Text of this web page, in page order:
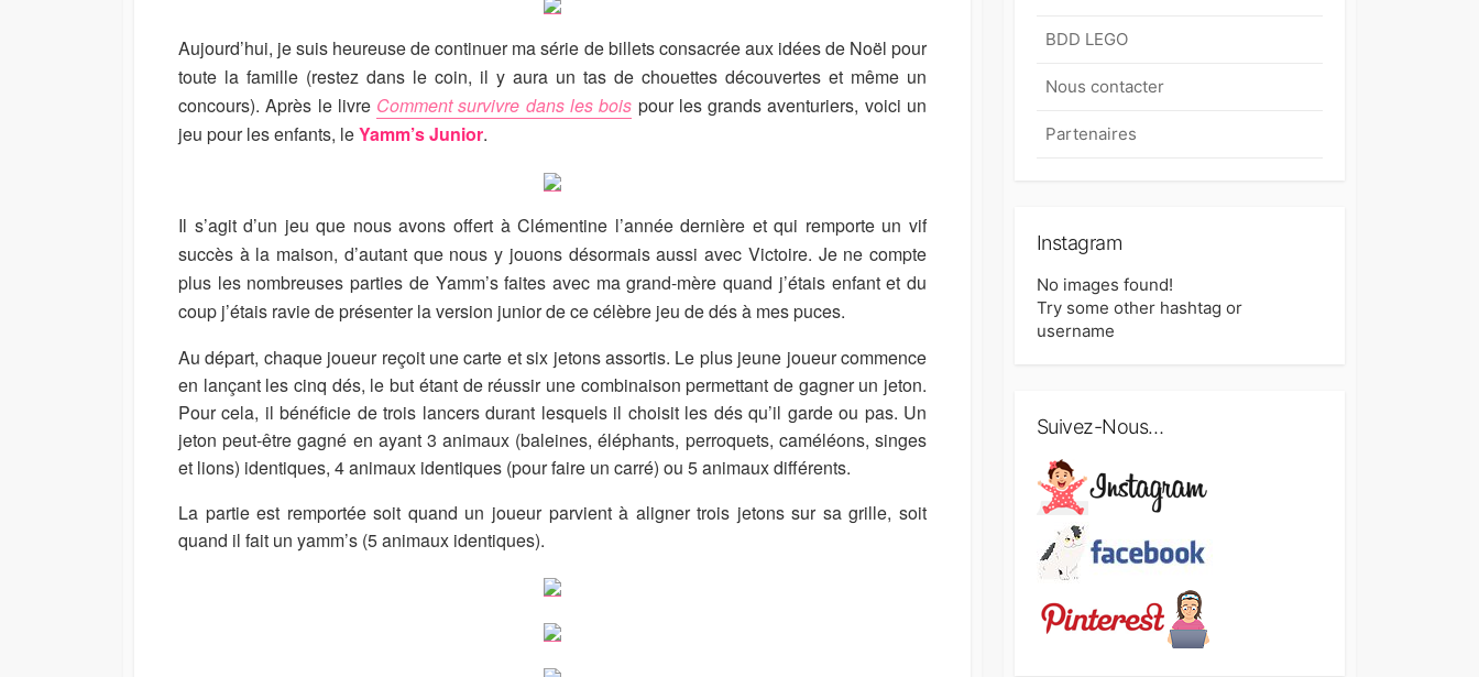
H
E
D
A
D
I
F
I
T
E
Aujourd’hui, je suis heureuse de continuer ma série de billets consacrée aux idées de Noël pour
toute la famille (restez dans le coin, il y aura un tas de chouettes découvertes et même un
concours). Après le livre Comment survivre dans les bois pour les grands aventuriers, voici un
jeu pour les enfants, leYamm’s Junior.
Il s’agit d’un jeu que nous avons offert à Clémentine l’année dernière et qui remporte un vif
succès à la maison, d’autant que nous y jouons désormais aussi avec Victoire. Je ne compte
plus les nombreuses parties de Yamm’s faites avec ma grand-mère quand j’étais enfant et du
coup j’étais ravie de présenter la version junior de ce célèbre jeu de dés à mes puces.
Au départ, chaque joueur reçoit une carte et six jetons assortis. Le plus jeune joueur commence
en lançant les cinq dés, le but étant de réussir une combinaison permettant de gagner un jeton.
Pour cela, il bénéficie de trois lancers durant lesquels il choisit les dés qu’il garde ou pas. Un
jeton peut-être gagné en ayant 3 animaux (baleines, éléphants, perroquets, caméléons, singes
et lions) identiques, 4 animaux identiques (pour faire un carré) ou 5 animaux différents.
La partie est remportée soit quand un joueur parvient à aligner trois jetons sur sa grille, soit
quand il fait un yamm’s (5 animaux identiques).
BDD LEGO
Nous contacter
Partenaires
Instagram
No images found!
Try some other hashtag or
username
Suivez-Nous…